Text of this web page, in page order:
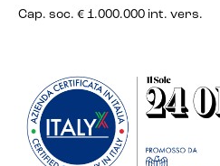
Cap. soc. € 1.000.000 int. vers.